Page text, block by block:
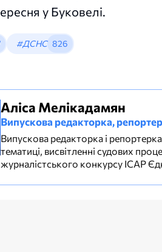
у Буковелі.
#ДСНС 826
Аліса Мелікадамян
Випускова редакторка,
Випускова редакторка і
тематиці, висвітленні судових
журналістського конкурсу ІСАР